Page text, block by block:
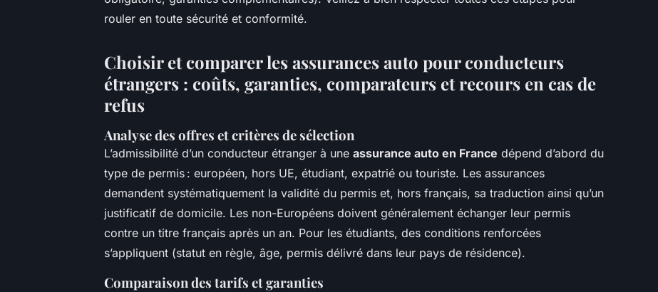
rouler en toute sécurité et conformité.
Choisir et comparer les assurances auto pour conducteurs
étrangers : coûts, garanties, comparateurs et recours en cas de
refus
Analyse des offres et critères de sélection
L’admissibilité d’un conducteur étranger à une assurance auto en France dépend d’abord du
type de permis : européen, hors UE, étudiant, expatrié ou touriste. Les assurances
demandent systématiquement la validité du permis et, hors français, sa traduction ainsi qu’un
justificatif de domicile. Les non-Européens doivent généralement échanger leur permis
contre un titre français après un an. Pour les étudiants, des conditions renforcées
s’appliquent (statut en règle, âge, permis délivré dans leur pays de résidence).
Comparaison des tarifs et garanties